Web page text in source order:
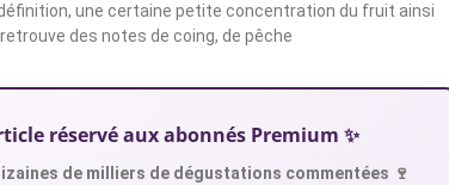
une certaine petite concentration du fruit ainsi
retrouve des notes de coing, de pêche
réservé aux abonnés Premium ✨
de milliers de dégustations commentées 🍷